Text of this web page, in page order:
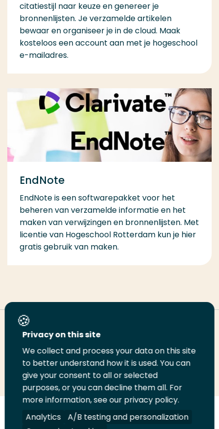
citatiestijl naar keuze en genereer je
bronnenlijsten. Je verzamelde artikelen
bewaar en organiseer je in de cloud. Maak
kosteloos een account aan met je hogeschool
e-mailadres.
EndNote
EndNote is een softwarepakket voor het
beheren van verzamelde informatie en het
maken van verwijzingen en bronnenlijsten. Met
licentie van Hogeschool Rotterdam kun je hier
gratis gebruik van maken.
Deel deze pagina
Deel
LinkedIn
Deel
op
Twitter
Deel
op
Facebook
Email
deze
pagina
Print
deze
pagina
VolgVolgVolgVolg
Privacy on this site
We collect and process your data on this site
to better understand how it is used. You can
give your consent to all or selected
purposes, or you can decline them all. For
more information, see our privacy policy.
Analytics
A/B testing and personalization